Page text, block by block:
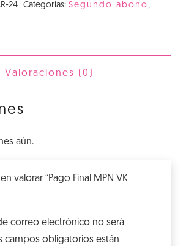
24 Categorías: Segundo abono,
Valoraciones (0)
aún.
valorar “Pago Final MPN VK
correo electrónico no será
campos obligatorios están